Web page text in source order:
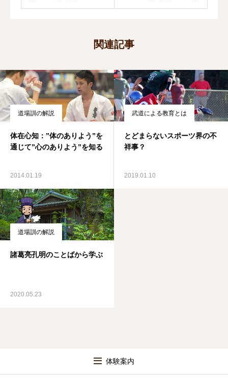
関連記事
道場訓の解説
体在心知：”体のありよう”を
通じて”心のありよう”を知る
2014.01.19
武道による教育とは
とどまらないスポーツ界の不
祥事？
2019.01.10
道場訓の解説
諸葛亮孔明のことばから学ぶ
2020.05.23
体験案内